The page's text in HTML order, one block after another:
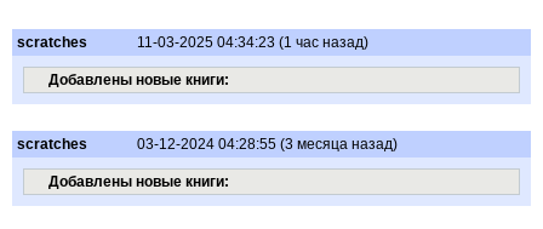
scratches 11-03-2025 04:34:23 (1 час назад)
Добавлены новые книги:
scratches 03-12-2024 04:28:55 (3 месяца назад)
Добавлены новые книги: